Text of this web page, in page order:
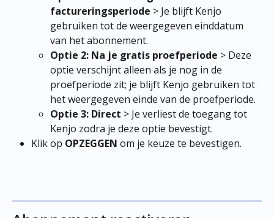
factureringsperiode > Je blijft Kenjo
gebruiken tot de weergegeven einddatum
van het abonnement.
Optie 2: Na je gratis proefperiode > Deze
optie verschijnt alleen als je nog in de
proefperiode zit; je blijft Kenjo gebruiken tot
het weergegeven einde van de proefperiode.
Optie 3: Direct > Je verliest de toegang tot
Kenjo zodra je deze optie bevestigt.
Klik op OPZEGGEN om je keuze te bevestigen.